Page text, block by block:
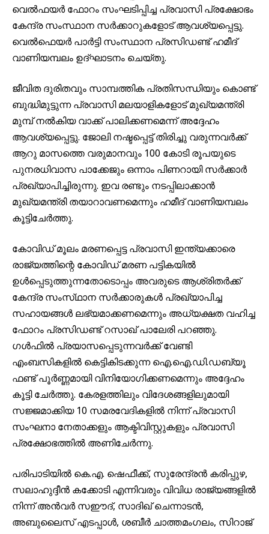
വെൽഫയർ ഫോറം സംഘടിപ്പിച്ച പ്രവാസി പ്രക്ഷോഭം
കേന്ദ്ര സംസ്ഥാന സർക്കാറുകളോട് ആവശ്യപ്പെട്ടു.
വെൽഫെയർ പാർട്ടി സംസ്ഥാന പ്രസിഡണ്ട് ഹമീദ്
വാണിയമ്പലം ഉദ്​ഘാടനം ചെയ്തു.
ജീവിത ദുരിതവും സാമ്പത്തിക പ്രതിസന്ധിയും കൊണ്ട്
ബുദ്ധിമുട്ടുന്ന പ്രവാസി മലയാളികളോട് മുഖ്യമന്ത്രി
മുമ്പ് നൽകിയ വാക്ക് പാലിക്കണമെന്ന് അദ്ദേഹം
ആവശ്യപ്പെട്ടു. ജോലി നഷ്ടപ്പെട്ട് തിരിച്ചു വരുന്നവർക്ക്
ആറു മാസത്തെ വരുമാനവും 100 കോടി രൂപയുടെ
പുനരധിവാസ പാക്കേജും ഒന്നാം പിണറായി സർക്കാർ
പ്രഖ്യാപിച്ചിരുന്നു. ഇവ രണ്ടും നടപ്പിലാക്കാൻ
മുഖ്യമന്ത്രി തയാറാവണമെന്നും ഹമീദ്​ വാണിയമ്പലം
കൂട്ടിചേർത്തു.
കോവിഡ് മൂലം മരണപ്പെട്ട പ്രവാസി ഇന്ത്യക്കാരെ
രാജ്യത്തിന്റെ കോവിഡ് മരണ പട്ടികയിൽ
ഉൾപ്പെടുത്തുന്നതോടൊപ്പം അവരുടെ ആശ്രിതർക്ക്​
കേന്ദ്ര സംസ്​ഥാന സർക്കാരുകൾ പ്രഖ്യാപിച്ച
സഹായങ്ങൾ ലഭ്യമാക്കണമെന്നും അധ്യക്ഷത വഹിച്ച
ഫോറം പ്രസിഡണ്ട് റസാഖ് പാലേരി പറഞ്ഞു.
ഗൾഫിൽ പ്രയാസപ്പെടുന്നവർക്ക് വേണ്ടി
എംബസികളിൽ കെട്ടികിടക്കുന്ന ഐ.ഐ.ഡി.ഡബ്യൂ
ഫണ്ട് പൂർണ്ണമായി വിനിയോഗിക്കണമെന്നും അദ്ദേഹം
കൂട്ടി ചേർത്തു. കേരളത്തിലും വിദേശങ്ങളിലുമായി
സജ്ജമാക്കിയ 10 സമരവേദികളിൽ നിന്ന്‌ പ്രവാസി
സംഘനാ നേതാക്കളും ആക്ടിവിസ്റ്റുകളും പ്രവാസി
പ്രക്ഷോഭത്തിൽ അണിചേർന്നു.
പരിപാടിയിൽ കെ.എ. ഷെഫീക്ക്​, സുരേന്ദ്രൻ കരിപ്പുഴ,
സലാഹുദ്ദീൻ കക്കോടി എന്നിവരും വിവിധ രാജ്യങ്ങളിൽ
നിന്ന് അൻവർ സഈദ്, സാദിഖ് ചെന്നാടൻ,
അബുലൈസ് എടപ്പാൾ, ശബീർ ചാത്തമംഗലം, സിറാജ്